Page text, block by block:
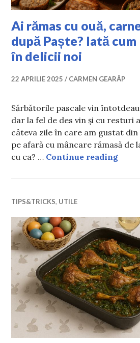
Ai rămas cu ouă,
după Paște? Iată
în delicii noi
22 APRILIE 2025 CARMEN GEARÂP
Sărbătorile pascale vin
dar la fel de des vin și cu resturi
câteva zile în care am gustat
pe afară cu mâncare rămasă de
cu ea? … Continue readingAi
TIPS&TRICKS, UTILE